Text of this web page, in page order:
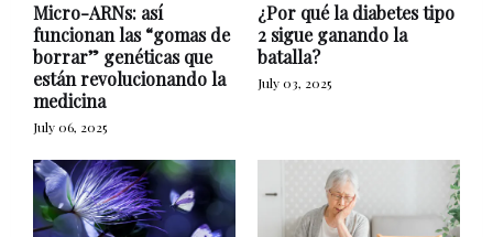
Micro-ARNs: así
funcionan las “gomas de
borrar” genéticas que
están revolucionando la
medicina
July 06, 2025
¿Por qué la diabetes tipo
2 sigue ganando la
batalla?
July 03, 2025